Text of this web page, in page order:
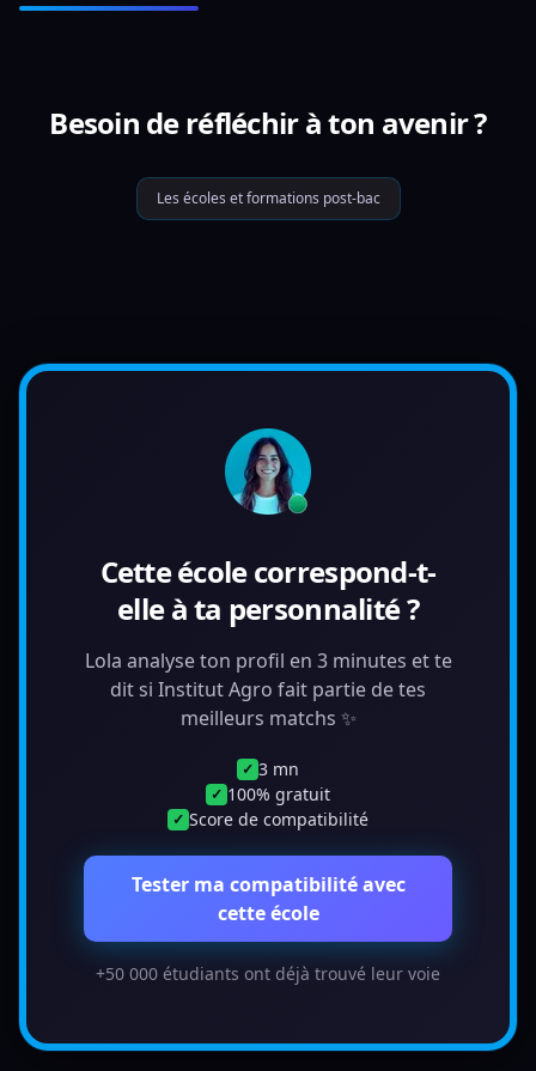
Besoin de réfléchir à ton avenir ?
Les écoles et formations post-bac
Cette école correspond-t-
elle à ta personnalité ?
Lola analyse ton profil en 3 minutes et te
dit si Institut Agro fait partie de tes
meilleurs matchs ✨
✓ 3 mn
✓ 100% gratuit
✓ Score de compatibilité
Tester ma compatibilité avec
cette école
+50 000 étudiants ont déjà trouvé leur voie